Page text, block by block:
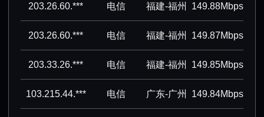
203.26.60.*** 电信 福建-福州 149.88Mbps
203.26.60.*** 电信 福建-福州 149.87Mbps
203.33.26.*** 电信 福建-福州 149.85Mbps
103.215.44.*** 电信 广东-广州 149.84Mbps